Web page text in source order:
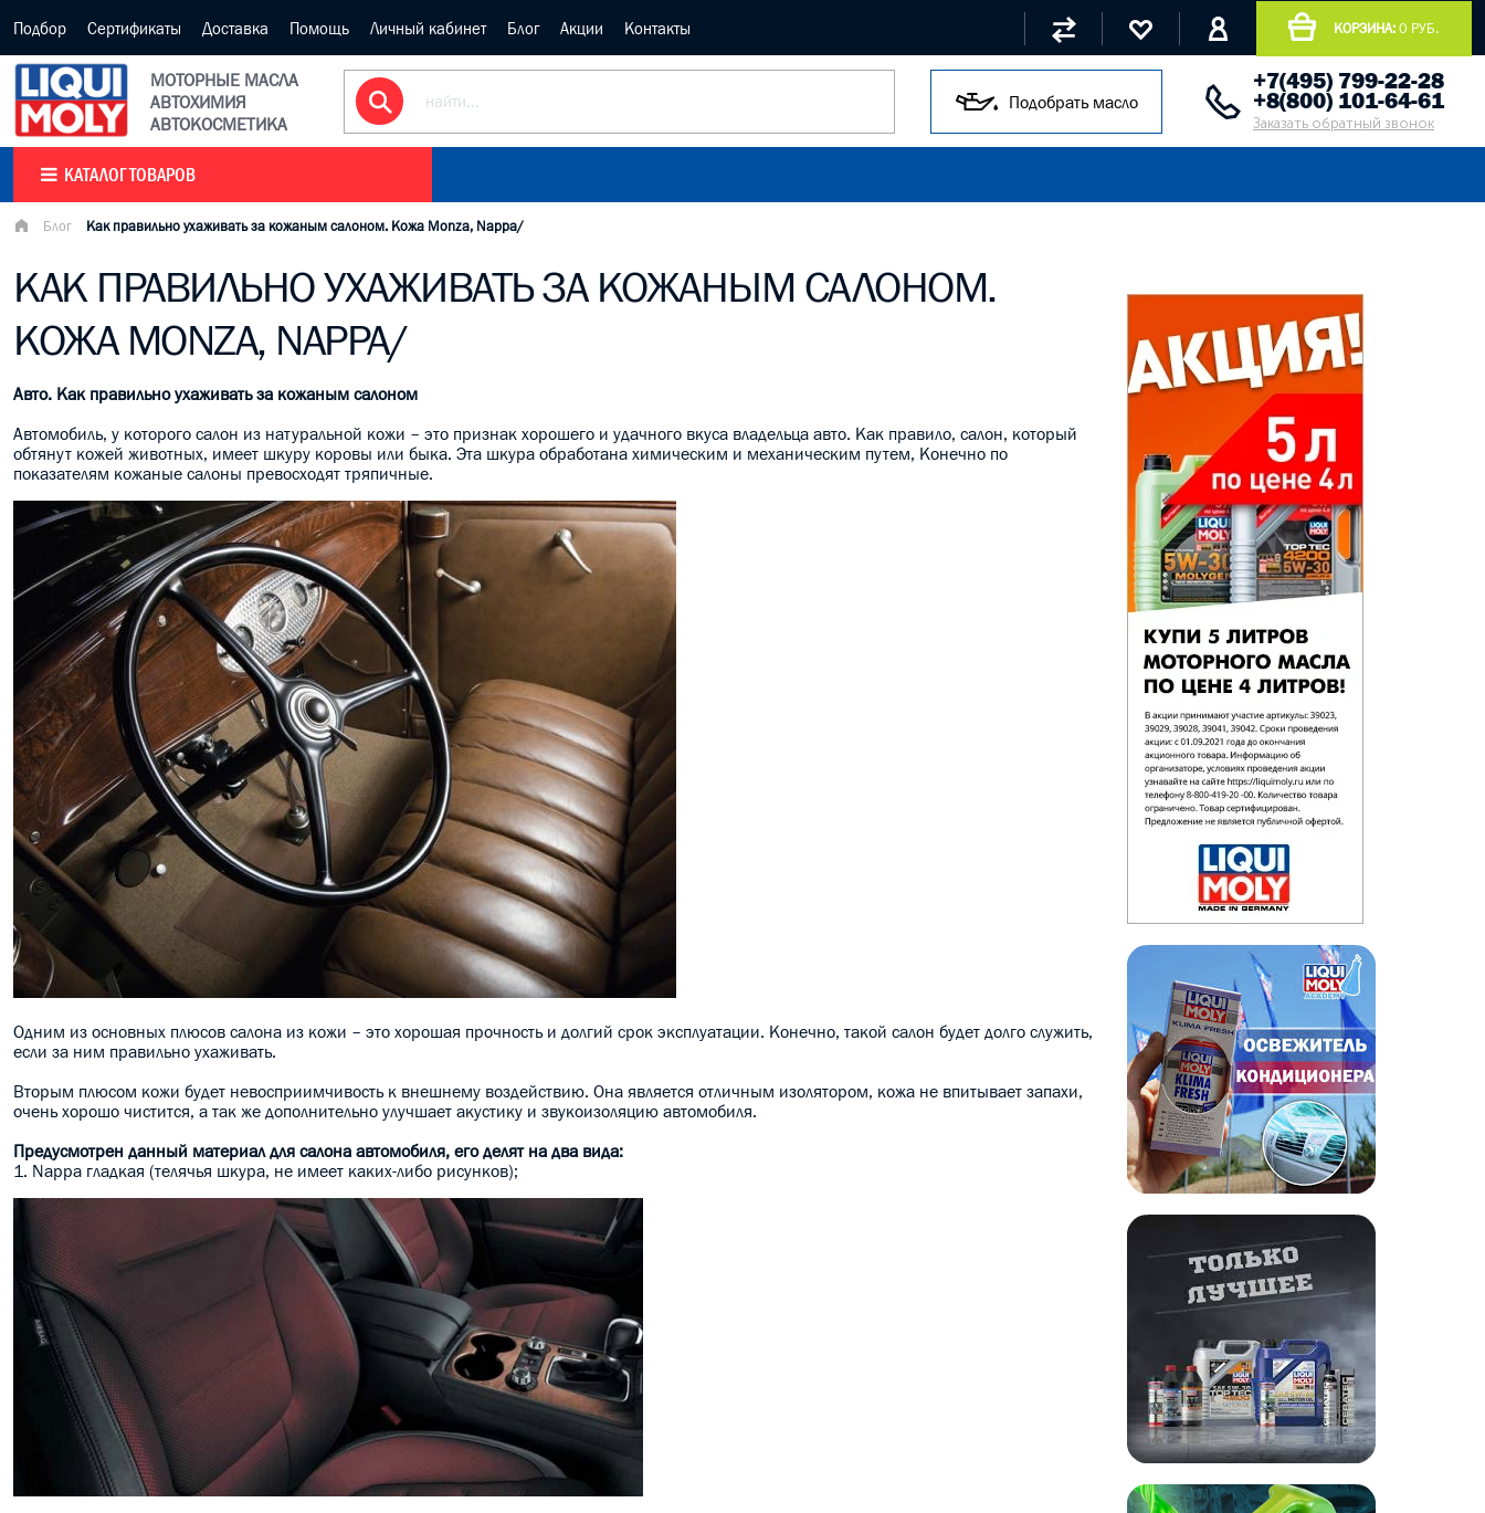
Подбор Сертификаты Доставка Помощь Личный кабинет Блог Акции Контакты КОРЗИНА: 0 РУБ.
МОТОРНЫЕ МАСЛА
АВТОХИМИЯ
АВТОКОСМЕТИКА
Подобрать масло
+7(495) 799-22-28
+8(800) 101-64-61
Заказать обратный звонок
КАТАЛОГ ТОВАРОВ
Блог Как правильно ухаживать за кожаным салоном. Кожа Monza, Nappa/
КАК ПРАВИЛЬНО УХАЖИВАТЬ ЗА КОЖАНЫМ САЛОНОМ.
КОЖА MONZA, NAPPA/
Авто. Как правильно ухаживать за кожаным салоном
Автомобиль, у которого салон из натуральной кожи – это признак хорошего и удачного вкуса владельца авто. Как правило, салон, который
обтянут кожей животных, имеет шкуру коровы или быка. Эта шкура обработана химическим и механическим путем, Конечно по
показателям кожаные салоны превосходят тряпичные.
Одним из основных плюсов салона из кожи – это хорошая прочность и долгий срок эксплуатации. Конечно, такой салон будет долго служить,
если за ним правильно ухаживать.
Вторым плюсом кожи будет невосприимчивость к внешнему воздействию. Она является отличным изолятором, кожа не впитывает запахи,
очень хорошо чистится, а так же дополнительно улучшает акустику и звукоизоляцию автомобиля.
Предусмотрен данный материал для салона автомобиля, его делят на два вида:
1. Nappa гладкая (телячья шкура, не имеет каких-либо рисунков);